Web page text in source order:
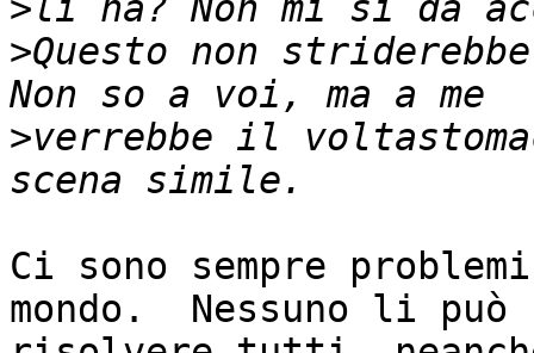
>
>Questo non
>verrebbe il
Ci sono sempre
mondo.  Nessuno li può